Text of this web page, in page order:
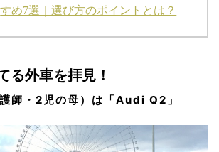
すめ7選｜選び方のポイントとは？
る外車を拝見！
師・2児の母）は「Audi Q2」